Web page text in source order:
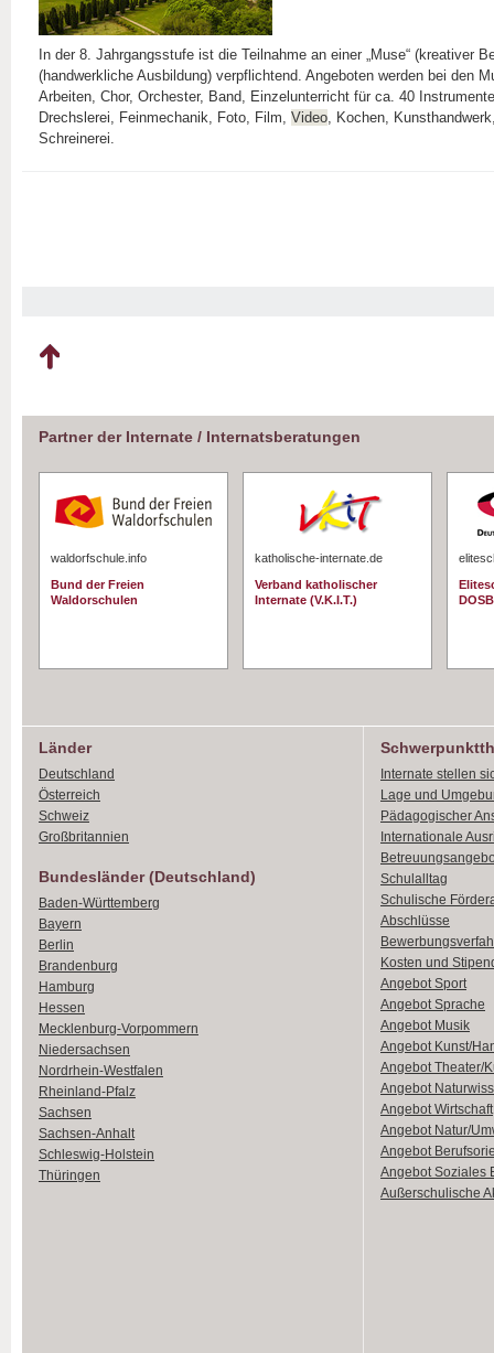
In der 8. Jahrgangsstufe ist die Teilnahme an einer „Muse“ (kreativer
(handwerkliche Ausbildung) verpflichtend. Angeboten werden bei den
Arbeiten, Chor, Orchester, Band, Einzelunterricht für ca. 40
Drechslerei, Feinmechanik, Foto, Film, Video, Kochen,
Schreinerei.
Partner der Internate / Internatsberatungen
waldorfschule.info
Bund der Freien
Waldorschulen
katholische-internate.de
Verband katholischer
Internate (V.K.I.T.)
DOSB
Länder
Deutschland
Österreich
Schweiz
Großbritannien
Bundesländer (Deutschland)
Baden-Württemberg
Bayern
Berlin
Brandenburg
Hamburg
Hessen
Mecklenburg-Vorpommern
Niedersachsen
Nordrhein-Westfalen
Rheinland-Pfalz
Sachsen
Sachsen-Anhalt
Schleswig-Holstein
Thüringen
Internate stellen
Lage und
Pädagogischer
Internationale
Schulalltag
Schulische
Abschlüsse
Kosten und
Angebot Sport
Angebot Sprache
Angebot Musik
Angebot Kunst/
Angebot Theater/
Angebot
Angebot Wirtschaft
Angebot Natur/
Angebot
Angebot Soziales
Außerschulische